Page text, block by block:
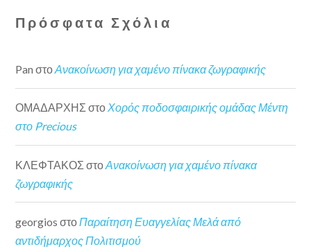
Πρόσφατα Σχόλια
Pan στοΑνακοίνωση για χαμένο πίνακα ζωγραφικής
ΟΜΑΔΑΡΧΗΣ στοΧορός ποδοσφαιρικής ομάδας Μέντη
στο Precious
ΚΛΕΦΤΑΚΟΣ στοΑνακοίνωση για χαμένο πίνακα
ζωγραφικής
georgios στο Παραίτηση Ευαγγελίας Μελά από
αντιδήμαρχος Πολιτισμού